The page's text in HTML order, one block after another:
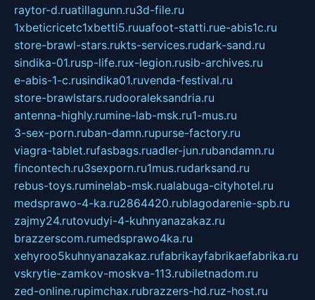
raytor-d.ruatillagunn.ru3d-file.ru
1xbeticricetc1xbetti5.ruuafoot-statti.rue-abis1c.ru
store-brawl-stars.rukts-services.rudark-sand.ru
sindika-01.rusp-life.rux-legion.rusib-archives.ru
e-abis-1-c.rusindika01.ruvenda-festival.ru
store-brawlstars.rudooraleksandria.ru
antenna-highly.rumine-lab-msk.ru1-mus.ru
3-sex-porn.ruban-damn.rupurse-factory.ru
viagra-tablet.rufasbags.ruadler-jun.rubandamn.ru
fincontech.ru3sexporn.ru1mus.rudarksand.ru
rebus-toys.ruminelab-msk.rualabuga-cityhotel.ru
medsprawo-4-ka.ru2864420.rublagodarenie-spb.ru
zajmy24.rutovudyi-4-kuhnyanazakaz.ru
brazzerscom.rumedsprawo4ka.ru
xehyroo5kuhnyanazakaz.rufabrikayfabrikaefabrika.ru
vskrytie-zamkov-moskva-113.rubiletnadom.ru
zed-online.rupimchax.rubrazzers-hd.ruz-host.ru